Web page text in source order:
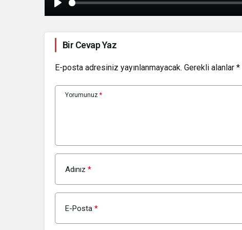
Play
Bir Cevap Yaz
E-posta adresiniz yayınlanmayacak. Gerekli alanlar *
Yorumunuz *
Adınız *
E-Posta *